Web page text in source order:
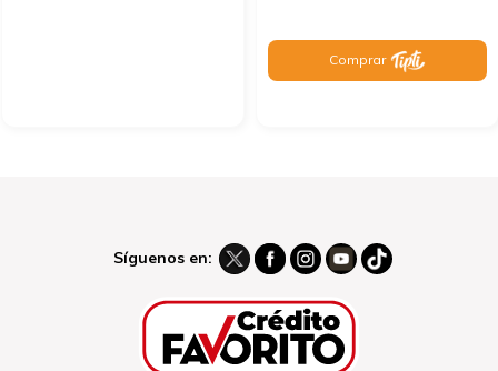
Comprar
Síguenos en: